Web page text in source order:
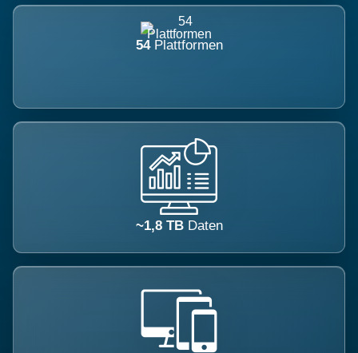
54 Plattformen
~1,8 TB Daten